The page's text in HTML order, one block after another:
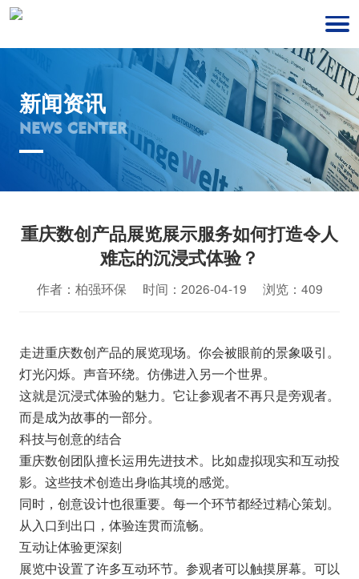
新闻资讯
NEWS CENTER
重庆数创产品展览展示服务如何打造令人
难忘的沉浸式体验？
作者：柏强环保 时间：2026-04-19 浏览：409
走进重庆数创产品的展览现场。你会被眼前的景象吸引。
灯光闪烁。声音环绕。仿佛进入另一个世界。
这就是沉浸式体验的魅力。它让参观者不再只是旁观者。
而是成为故事的一部分。
科技与创意的结合
重庆数创团队擅长运用先进技术。比如虚拟现实和互动投
影。这些技术创造出身临其境的感觉。
同时，创意设计也很重要。每一个环节都经过精心策划。
从入口到出口，体验连贯而流畅。
互动让体验更深刻
展览中设置了许多互动环节。参观者可以触摸屏幕。可以